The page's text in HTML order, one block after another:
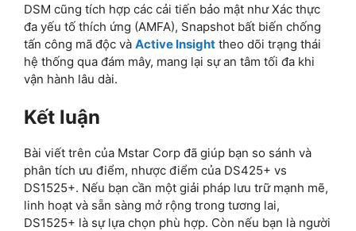
DSM cũng tích hợp các cải tiến bảo mật như Xác thực
đa yếu tố thích ứng (AMFA), Snapshot bất biến chống
tấn công mã độc và Active Insight theo dõi trạng thái
hệ thống qua đám mây, mang lại sự an tâm tối đa khi
vận hành lâu dài.
Kết luận
Bài viết trên của Mstar Corp đã giúp bạn so sánh và
phân tích ưu điểm, nhược điểm của DS425+ vs
DS1525+. Nếu bạn cần một giải pháp lưu trữ mạnh mẽ,
linh hoạt và sẵn sàng mở rộng trong tương lai,
DS1525+ là sự lựa chọn phù hợp. Còn nếu bạn là người